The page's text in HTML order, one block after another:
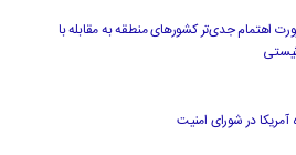
اهتمام جدی‌تر کشورهای منطقه به مقابله با
آمریکا در شورای امنیت